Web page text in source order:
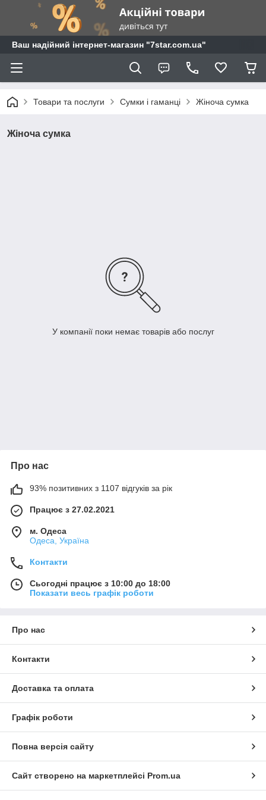
Ваш надійний інтернет-магазин "7star.com.ua"
Товари та послуги Сумки і гаманці Жіноча сумка
Жіноча сумка
У компанії поки немає товарів або послуг
Про нас
93% позитивних з 1107 відгуків за рік
Працює з 27.02.2021
м. Одеса
Одеса, Україна
Контакти
Сьогодні працює з 10:00 до 18:00
Показати весь графік роботи
Про нас
Контакти
Доставка та оплата
Графік роботи
Повна версія сайту
Сайт створено на маркетплейсі Prom.ua